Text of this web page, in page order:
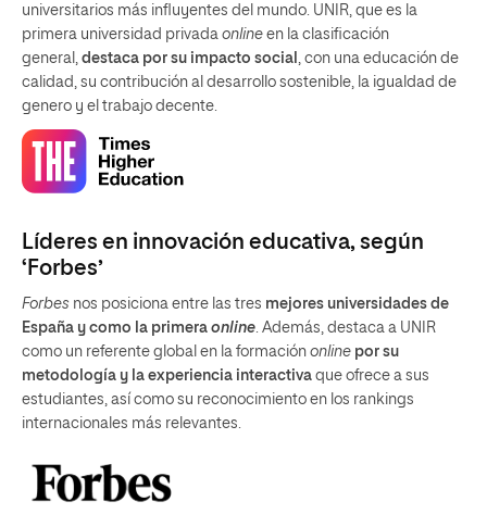
universitarios más influyentes del mundo. UNIR, que es la
primera universidad privada online en la clasificación
general, destaca por su impacto social
, con una educación de
calidad, su contribución al desarrollo sostenible, la igualdad de
genero y el trabajo decente.
Líderes en innovación educativa, según
‘Forbes’
Forbes nos posiciona entre las tres mejores universidades de
España y como la primera online. Además, destaca a UNIR
como un referente global en la formación online por su
metodología y la experiencia interactiva que ofrece a sus
estudiantes, así como su reconocimiento en los rankings
internacionales más relevantes.